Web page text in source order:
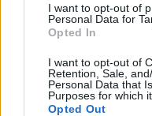
I want to opt-out of
Personal Data for
Opted In
I want to opt-out of
Retention, Sale,
Personal Data that
Purposes for which
Opted Out
zabrane. Nie wiem co
Dec 3, 2020